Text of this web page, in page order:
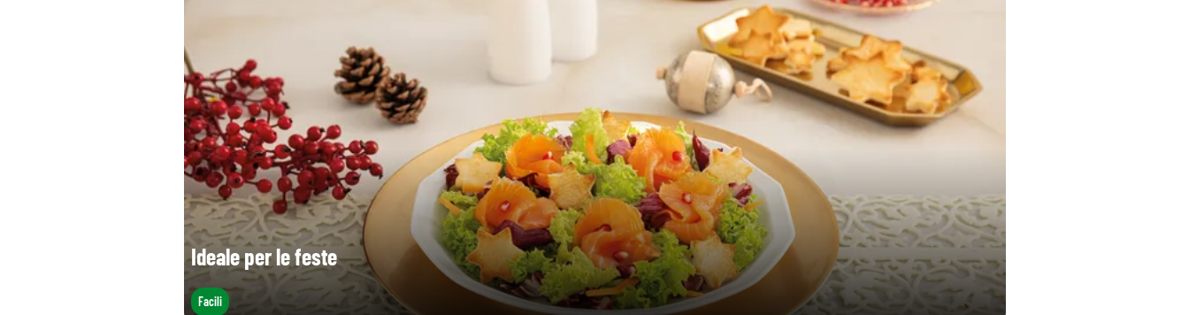
Ideale per le feste
Facili